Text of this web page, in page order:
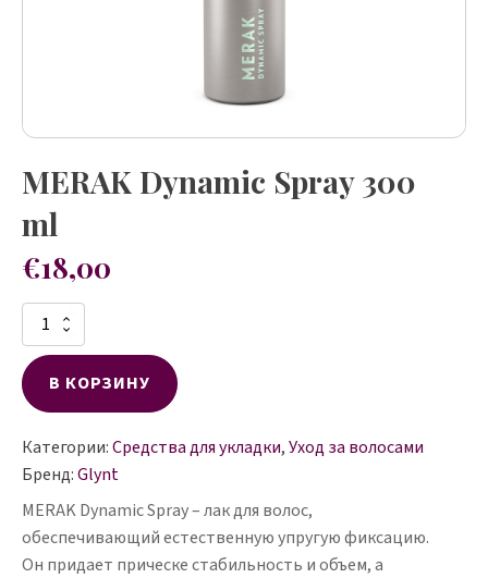
MERAK Dynamic Spray 300
ml
€18,00
Количество
товара
MERAK
Dynamic
Spray
ml
В КОРЗИНУ
Категории:Средства для укладки,Уход за волосами
Бренд:Glynt
MERAK Dynamic Spray – лак для волос,
обеспечивающий естественную упругую фиксацию.
Он придает прическе стабильность и объем, а